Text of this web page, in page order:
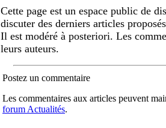
Cette page est un espace public de
discuter des derniers articles
Il est modéré à posteriori. Les
leurs auteurs.
Postez un commentaire
Les commentaires aux articles peuvent
forum Actualités.